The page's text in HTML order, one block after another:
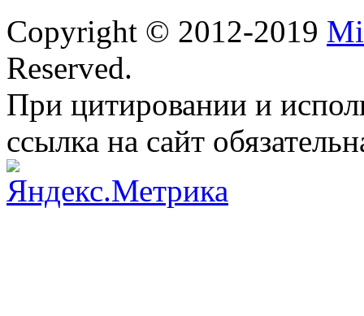
Copyright © 2012-2019
Reserved.
При цитировании и
ссылка на сайт